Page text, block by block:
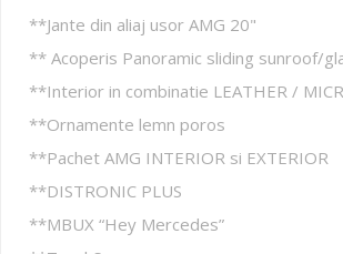
**Jante din aliaj usor AMG 20"
** Acoperis Panoramic sliding sunroof/
**Interior in combinatie LEATHER /
**Ornamente lemn poros
**Pachet AMG INTERIOR si EXTERIOR
**DISTRONIC PLUS
**MBUX “Hey Mercedes”